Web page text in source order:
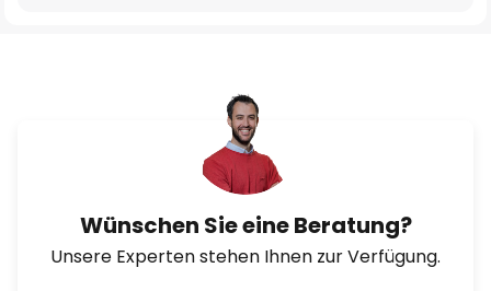
Wünschen Sie eine Beratung?
Unsere Experten stehen Ihnen zur Verfügung.